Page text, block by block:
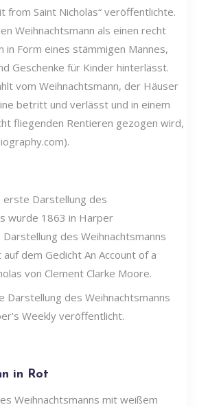
from Saint Nicholas“ veröffentlichte.
Weihnachtsmann als einen recht
in Form eines stämmigen Mannes,
Geschenke für Kinder hinterlässt.
vom Weihnachtsmann, der Häuser
​​betritt und verlässt und in einem
fliegenden Rentieren gezogen wird,
Darstellung des Weihnachtsmanns
Weekly veröffentlicht.
in Rot
Weihnachtsmanns mit weißem